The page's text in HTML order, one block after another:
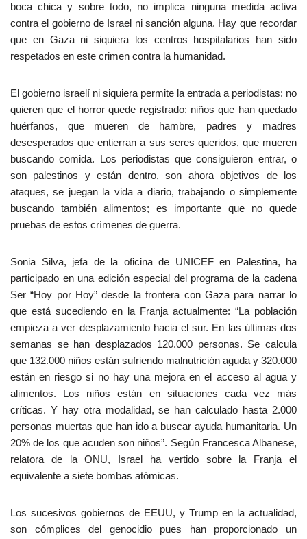
boca chica y sobre todo, no implica ninguna medida activa
contra el gobierno de Israel ni sanción alguna. Hay que recordar
que en Gaza ni siquiera los centros hospitalarios han sido
respetados en este crimen contra la humanidad.
El gobierno israelí ni siquiera permite la entrada a periodistas: no
quieren que el horror quede registrado: niños que han quedado
huérfanos, que mueren de hambre, padres y madres
desesperados que entierran a sus seres queridos, que mueren
buscando comida. Los periodistas que consiguieron entrar, o
son palestinos y están dentro, son ahora objetivos de los
ataques, se juegan la vida a diario, trabajando o simplemente
buscando también alimentos; es importante que no quede
pruebas de estos crímenes de guerra.
Sonia Silva, jefa de la oficina de UNICEF en Palestina, ha
participado en una edición especial del programa de la cadena
Ser “Hoy por Hoy” desde la frontera con Gaza para narrar lo
que está sucediendo en la Franja actualmente: “La población
empieza a ver desplazamiento hacia el sur. En las últimas dos
semanas se han desplazados 120.000 personas. Se calcula
que 132.000 niños están sufriendo malnutrición aguda y 320.000
están en riesgo si no hay una mejora en el acceso al agua y
alimentos. Los niños están en situaciones cada vez más
críticas. Y hay otra modalidad, se han calculado hasta 2.000
personas muertas que han ido a buscar ayuda humanitaria. Un
20% de los que acuden son niños”. Según Francesca Albanese,
relatora de la ONU, Israel ha vertido sobre la Franja el
equivalente a siete bombas atómicas.
Los sucesivos gobiernos de EEUU, y Trump en la actualidad,
son cómplices del genocidio pues han proporcionado un